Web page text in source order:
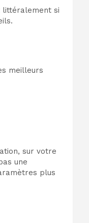
littéralement si
meilleurs
sur votre
une
plus